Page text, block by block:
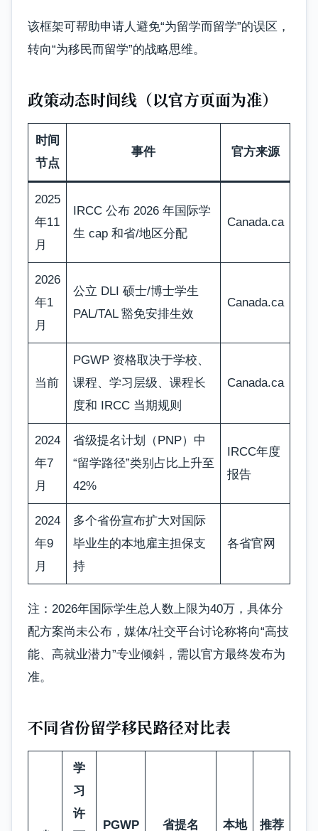
该框架可帮助申请人避免“为留学而留学”的误区，
转向“为移民而留学”的战略思维。
政策动态时间线（以官方页面为准）
时间
节点
事件 官方来源
2025
年11
月
IRCC 公布 2026 年国际学
生 cap 和省/地区分配
Canada.ca
2026
年1
月
公立 DLI 硕士/博士学生
PAL/TAL 豁免安排生效
Canada.ca
当前
PGWP 资格取决于学校、
课程、学习层级、课程长
度和 IRCC 当期规则
Canada.ca
2024
年7
月
省级提名计划（PNP）中
“留学路径”类别占比上升至
42%
IRCC年度
报告
2024
年9
月
多个省份宣布扩大对国际
毕业生的本地雇主担保支
持
各省官网
注：2026年国际学生总人数上限为40万，具体分
配方案尚未公布，媒体/社交平台讨论称将向“高技
能、高就业潜力”专业倾斜，需以官方最终发布为
准。
不同省份留学移民路径对比表
学
习
许
PGWP 省提名 本地 推荐